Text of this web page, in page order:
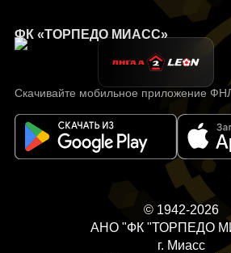
ФК «ТОРПЕДО МИАСС»
Скачивайте мобильное приложение
© 1942-2026
АНО "ФК "ТОРПЕДО
г. Миасс